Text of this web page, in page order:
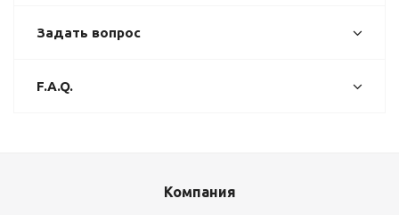
Задать вопрос
F.A.Q.
Компания